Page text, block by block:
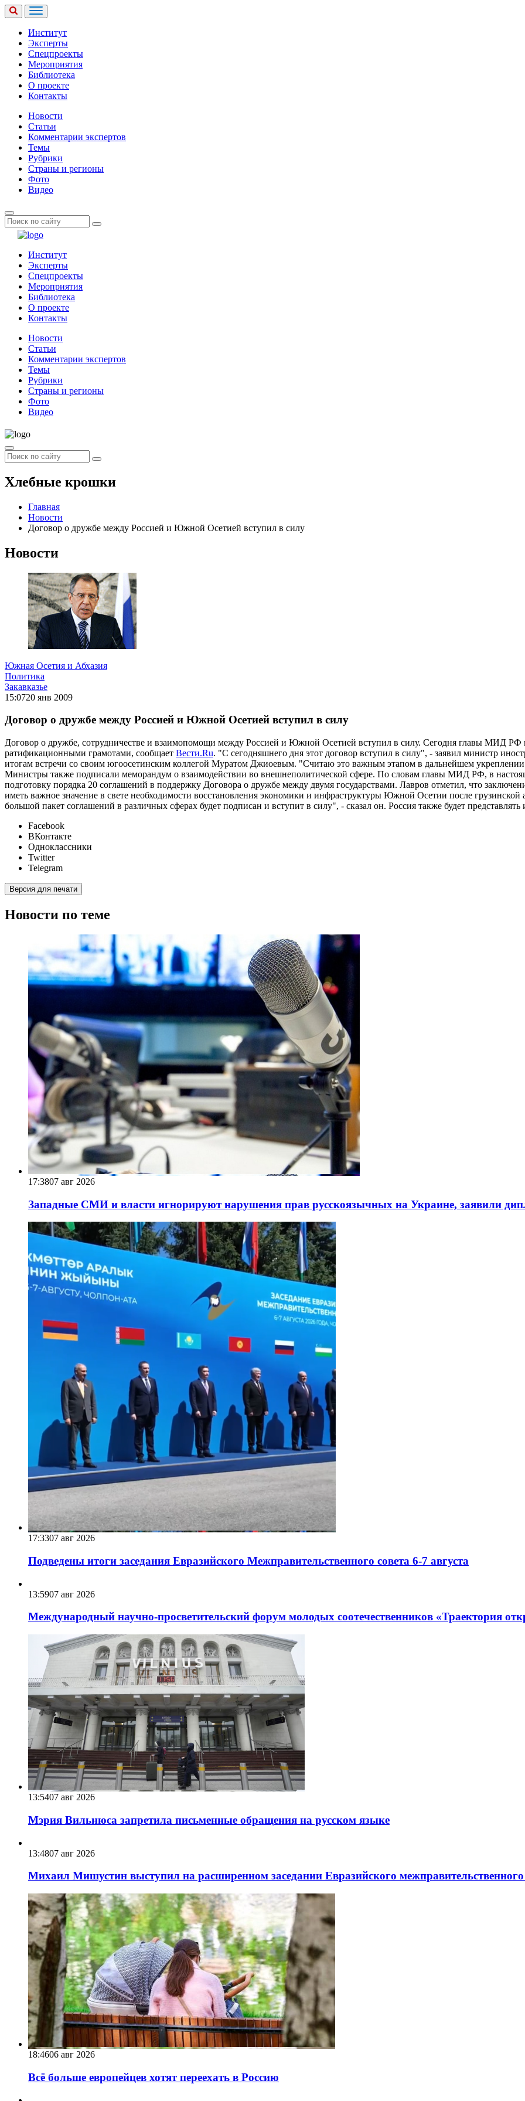
Институт
Эксперты
Спецпроекты
Мероприятия
Библиотека
О проекте
Контакты
Новости
Статьи
Комментарии экспертов
Темы
Рубрики
Страны и регионы
Фото
Видео
Институт
Эксперты
Спецпроекты
Мероприятия
Библиотека
О проекте
Контакты
Новости
Статьи
Комментарии экспертов
Темы
Рубрики
Страны и регионы
Фото
Видео
Хлебные крошки
Главная
Новости
Договор о дружбе между Россией и Южной Осетией вступил в силу
Новости
Южная Осетия и Абхазия
Политика
Закавказье
15:0720 янв 2009
Договор о дружбе между Россией и Южной Осетией вступил в силу
Договор о дружбе, сотрудничестве и взаимопомощи между Россией и Южной Осетией вступил в силу. Сегодня главы МИД
ратификационными грамотами, сообщает Вести.Ru. "С сегодняшнего дня этот договор вступил в силу", - заявил министр
итогам встречи со своим югоосетинским коллегой Муратом Джиоевым. "Считаю это важным этапом в дальнейшем
Министры также подписали меморандум о взаимодействии во внешнеполитической сфере. По словам главы МИД РФ, в
подготовку порядка 20 соглашений в поддержку Договора о дружбе между двумя государствами. Лавров отметил, что
иметь важное значение в свете необходимости восстановления экономики и инфраструктуры Южной Осетии после
большой пакет соглашений в различных сферах будет подписан и вступит в силу", - сказал он. Россия также будет
Facebook
ВКонтакте
Одноклассники
Twitter
Telegram
Версия для печати
Новости по теме
17:3807 авг 2026
Западные СМИ и власти игнорируют нарушения прав русскоязычных на Украине, заявили
17:3307 авг 2026
Подведены итоги заседания Евразийского Межправительственного совета 6-7 августа
13:5907 авг 2026
Международный научно-просветительский форум молодых соотечественников «Траектория
13:5407 авг 2026
Мэрия Вильнюса запретила письменные обращения на русском языке
13:4807 авг 2026
Михаил Мишустин выступил на расширенном заседании Евразийского
18:4606 авг 2026
Всё больше европейцев хотят переехать в Россию